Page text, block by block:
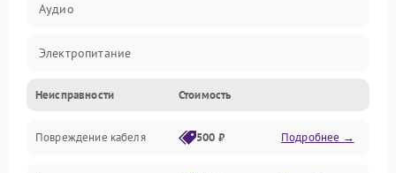
Аудио
Электропитание
Интерфейсы
Капсюль
Неисправности Стоимость
Повреждение кабеля 500 ₽ Подробнее →